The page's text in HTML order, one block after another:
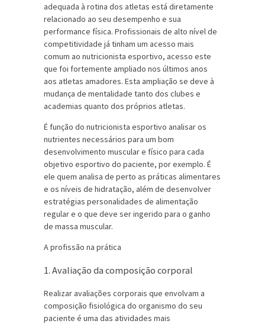
adequada à rotina dos atletas está diretamente
relacionado ao seu desempenho e sua
performance física. Profissionais de alto nível de
competitividade já tinham um acesso mais
comum ao nutricionista esportivo, acesso este
que foi fortemente ampliado nos últimos anos
aos atletas amadores. Esta ampliação se deve à
mudança de mentalidade tanto dos clubes e
academias quanto dos próprios atletas.
É função do nutricionista esportivo analisar os
nutrientes necessários para um bom
desenvolvimento muscular e físico para cada
objetivo esportivo do paciente, por exemplo. É
ele quem analisa de perto as práticas alimentares
e os níveis de hidratação, além de desenvolver
estratégias personalidades de alimentação
regular e o que deve ser ingerido para o ganho
de massa muscular.
A profissão na prática
1. Avaliação da composição corporal
Realizar avaliações corporais que envolvam a
composição fisiológica do organismo do seu
paciente é uma das atividades mais